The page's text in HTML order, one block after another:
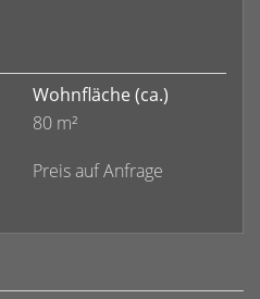
Wohnfläche (ca.)
80 m²
Preis auf Anfrage